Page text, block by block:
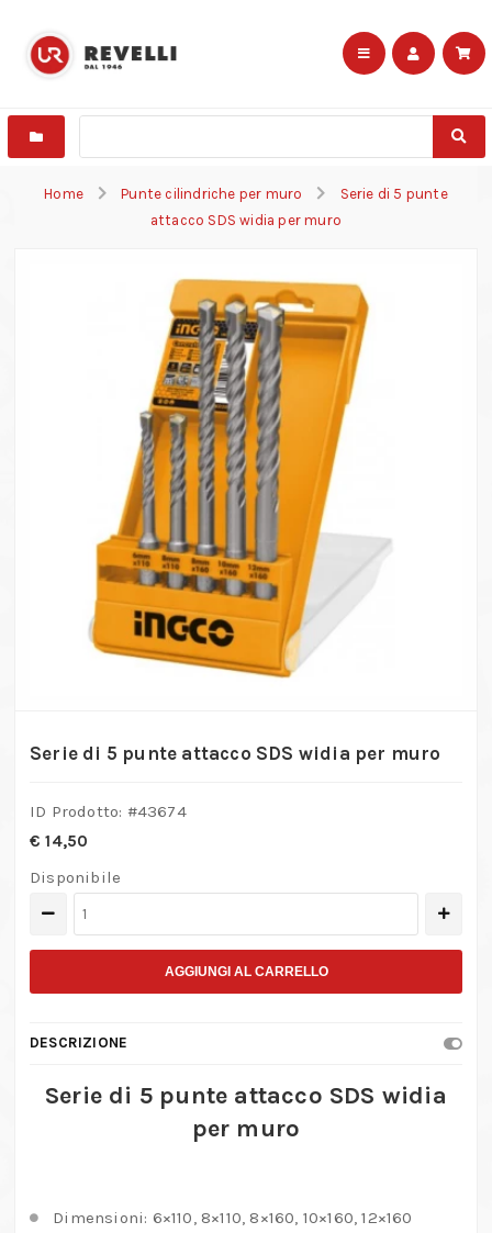
Home Punte cilindriche per muro
Serie di 5 punte
attacco SDS widia per muro
Serie di 5 punte attacco SDS widia per muro
ID Prodotto: #43674
€ 14,50
Disponibile
punte
SDS
widia
AGGIUNGI AL CARRELLO
DESCRIZIONE
Serie di 5 punte attacco SDS widia
per muro
Dimensioni: 6×110, 8×110, 8×160, 10×160, 12×160